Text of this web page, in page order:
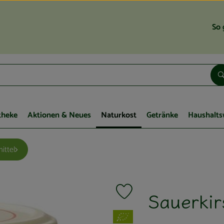
So
Aktionen & Neues Naturkost Getränke
Produkt zu Favouriten hinzufügen
, Verband: